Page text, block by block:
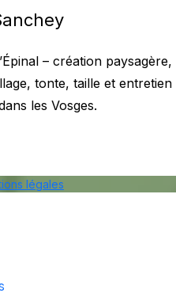
– création paysagère,
tonte, taille et entretien
les Vosges.
légales